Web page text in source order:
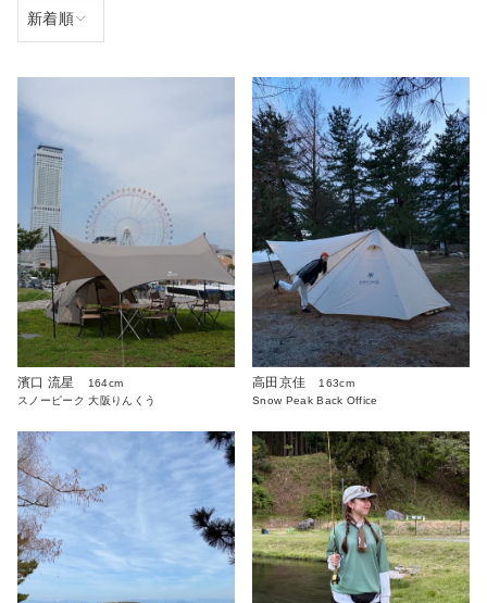
濱口 流星
164cm
スノーピーク 大阪りんくう
高田京佳
163cm
Snow Peak Back Office